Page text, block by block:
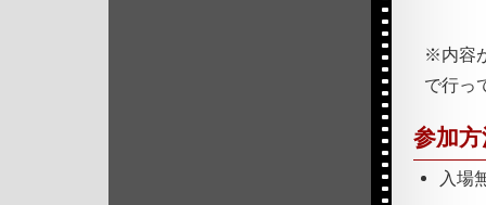
※内容
で行っ
参加
入場